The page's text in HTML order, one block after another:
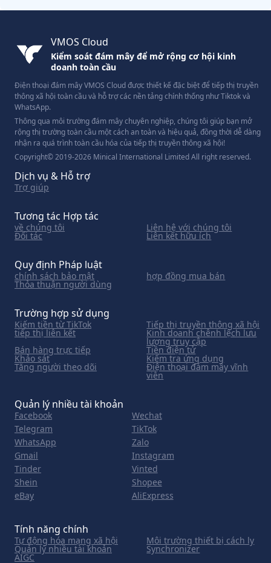
VMOS Cloud
Kiểm soát đám mây để mở rộng cơ hội kinh
doanh toàn cầu
Điện thoại đám mây VMOS Cloud được thiết kế đặc biệt để tiếp thị truyền
thông xã hội toàn cầu và hỗ trợ các nền tảng chính thống như Tiktok và
WhatsApp.
Thông qua môi trường đám mây chuyên nghiệp, chúng tôi giúp bạn mở
rộng thị trường toàn cầu một cách an toàn và hiệu quả, đồng thời dễ dàng
nhận ra quá trình toàn cầu hóa của tiếp thị truyền thông xã hội!
Copyright© 2019-2026 Minical International Limited All right reserved.
Dịch vụ & Hỗ trợ
Trợ giúp
Tương tác Hợp tác
về chúng tôi Liên hệ với chúng tôi
Đối tác Liên kết hữu ích
Quy định Pháp luật
chính sách bảo mật hợp đồng mua bán
Thỏa thuận người dùng
Trường hợp sử dụng
Kiếm tiền từ TikTok Tiếp thị truyền thông xã hội
tiếp thị liên kết Kinh doanh chênh lệch lưu
lượng truy cập
Bán hàng trực tiếp Tiền điện tử
Khảo sát Kiểm tra ứng dụng
Tăng người theo dõi Điện thoại đám mây vĩnh
viễn
Quản lý nhiều tài khoản
Facebook
Wechat
Telegram
TikTok
WhatsApp
Zalo
Gmail
Instagram
Tinder
Vinted
Shein
Shopee
eBay
AliExpress
Tính năng chính
Tự động hóa mạng xã hội Môi trường thiết bị cách ly
Quản lý nhiều tài khoản Synchronizer
AIGC